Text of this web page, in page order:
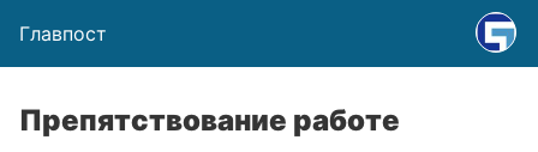
Главпост
Препятствование работе